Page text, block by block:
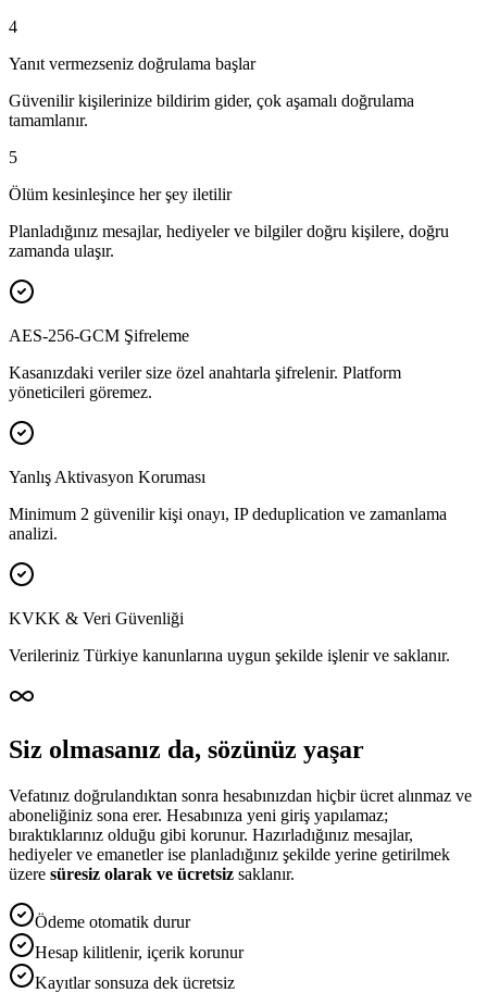
4
Yanıt vermezseniz doğrulama başlar
Güvenilir kişilerinize bildirim gider, çok aşamalı doğrulama
tamamlanır.
5
Ölüm kesinleşince her şey iletilir
Planladığınız mesajlar, hediyeler ve bilgiler doğru kişilere, doğru
zamanda ulaşır.
AES-256-GCM Şifreleme
Kasanızdaki veriler size özel anahtarla şifrelenir. Platform
yöneticileri göremez.
Yanlış Aktivasyon Koruması
Minimum 2 güvenilir kişi onayı, IP deduplication ve zamanlama
analizi.
KVKK & Veri Güvenliği
Verileriniz Türkiye kanunlarına uygun şekilde işlenir ve saklanır.
Siz olmasanız da, sözünüz yaşar
Vefatınız doğrulandıktan sonra hesabınızdan hiçbir ücret alınmaz ve
aboneliğiniz sona erer. Hesabınıza yeni giriş yapılamaz;
bıraktıklarınız olduğu gibi korunur. Hazırladığınız mesajlar,
hediyeler ve emanetler ise planladığınız şekilde yerine getirilmek
üzere süresiz olarak ve ücretsiz saklanır.
Ödeme otomatik durur
Hesap kilitlenir, içerik korunur
Kayıtlar sonsuza dek ücretsiz